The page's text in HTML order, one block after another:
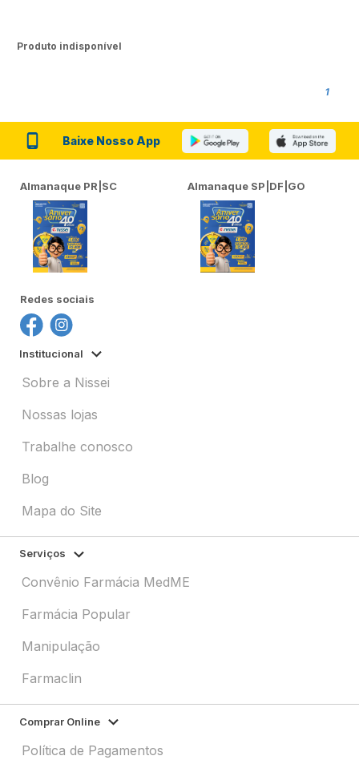
Produto indisponível
1
Baixe Nosso App
Almanaque PR|SC Almanaque SP|DF|GO
Redes sociais
Institucional
Sobre a Nissei
Nossas lojas
Trabalhe conosco
Blog
Mapa do Site
Serviços
Convênio Farmácia MedME
Farmácia Popular
Manipulação
Farmaclin
Comprar Online
Política de Pagamentos